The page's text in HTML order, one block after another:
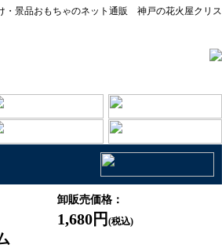
・景品おもちゃのネット通販 神戸の花火屋クリス
卸販売価格：
1,680円 (税込)